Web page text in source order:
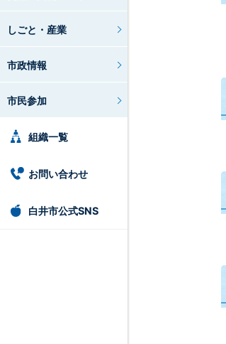
しごと・産業
市政情報
市民参加
組織一覧
お問い合わせ
白井市公式SNS